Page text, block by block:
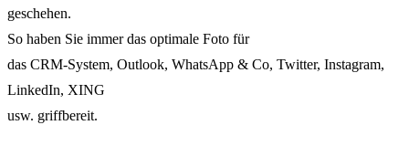
geschehen.
So haben Sie immer das optimale Foto für
das CRM-System, Outlook, WhatsApp & Co, Twitter, Instagram,
LinkedIn, XING
usw. griffbereit.